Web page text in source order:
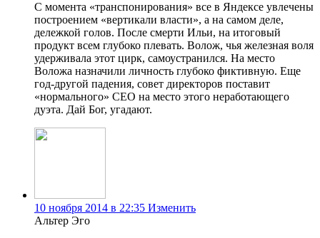
С момента «транспонирования» все в Яндексе увлечены
построением «вертикали власти», а на самом деле,
дележкой голов. После смерти Ильи, на итоговый
продукт всем глубоко плевать. Волож, чья железная воля
удерживала этот цирк, самоустранился. На место
Воложа назначили личность глубоко фиктивную. Еще
год-другой падения, совет директоров поставит
«нормального» CEO на место этого неработающего
дуэта. Дай Бог, угадают.
10 ноября 2014 в 22:35 Изменить
Альтер Эго